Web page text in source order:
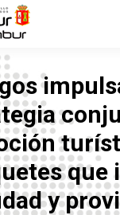
que
y